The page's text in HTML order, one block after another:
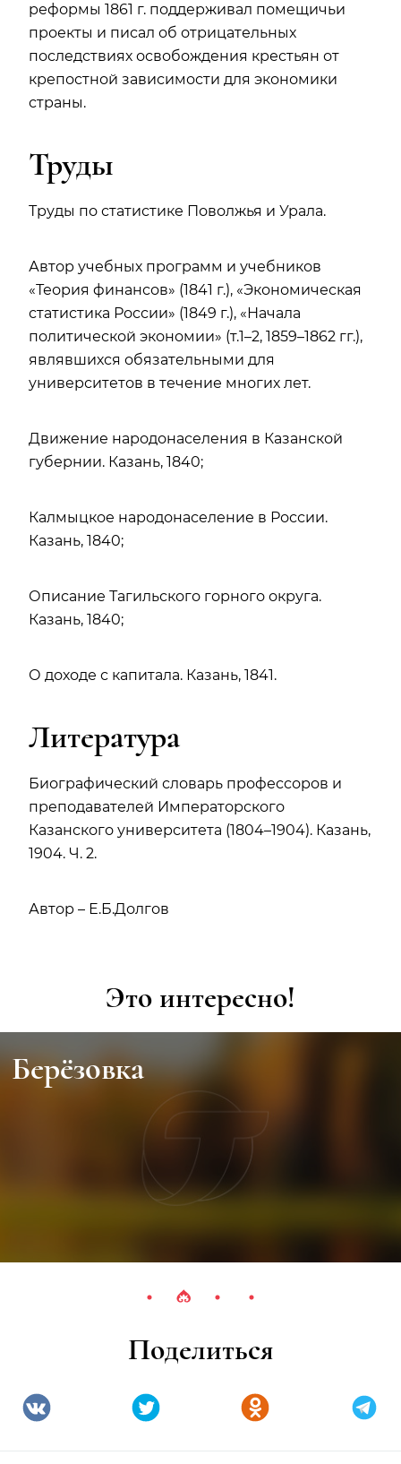
реформы 1861 г. поддерживал помещичьи
проекты и писал об отрицательных
последствиях освобождения крестьян от
крепостной зависимости для экономики
страны.
Труды
Труды по статистике Поволжья и Урала.
Автор учебных программ и учебников
«Теория финансов» (1841 г.), «Экономическая
статистика России» (1849 г.), «Начала
политической экономии» (т.1–2, 1859–1862 гг.),
являвшихся обязательными для
университетов в течение многих лет.
Движение народонаселения в Казанской
губернии. Казань, 1840;
Калмыцкое народонаселение в России.
Казань, 1840;
Описание Тагильского горного округа.
Казань, 1840;
О доходе с капитала. Казань, 1841.
Литература
Биографический словарь профессоров и
преподавателей Императорского
Казанского университета (1804–1904). Казань,
1904. Ч. 2.
Автор – Е.Б.Долгов
Это интересно!
Берёзовка
Поделиться